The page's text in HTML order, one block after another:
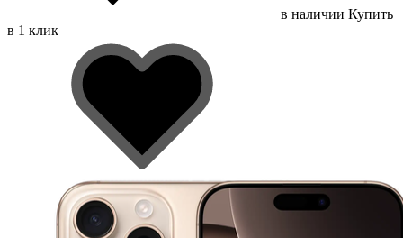
в наличии Купить
в 1 клик